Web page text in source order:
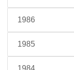
1986
1985
1984